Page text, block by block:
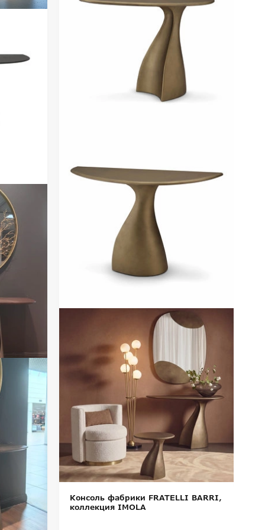
Консоль фабрики FRATELLI BARRI,
коллекция IMOLA